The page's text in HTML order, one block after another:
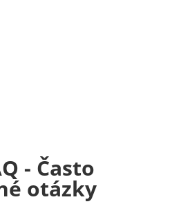
- Často
otázky